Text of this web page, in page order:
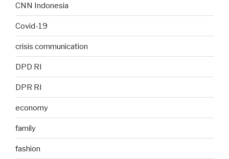
CNN Indonesia
Covid-19
crisis communication
DPD RI
DPR RI
economy
family
fashion